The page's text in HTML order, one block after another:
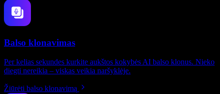
Balso klonavimas
Per kelias sekundes kurkite aukštos kokybės AI balso klonus. Nieko
diegti nereikia – viskas veikia naršyklėje.
Žiūrėti balso klonavimą